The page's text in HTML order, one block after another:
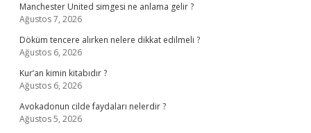
Manchester United simgesi ne anlama gelir ?
Ağustos 7, 2026
Döküm tencere alırken nelere dikkat edilmeli ?
Ağustos 6, 2026
Kur’an kimin kitabıdır ?
Ağustos 6, 2026
Avokadonun cilde faydaları nelerdir ?
Ağustos 5, 2026